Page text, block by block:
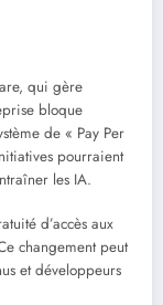
qui gère
bloque
de « Pay Per
pourraient
les IA.
d’accès aux
changement peut
et développeurs